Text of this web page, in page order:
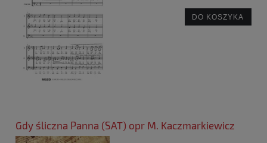
DO KOSZYKA
Gdy śliczna Panna (SAT) opr M. Kaczmarkiewicz